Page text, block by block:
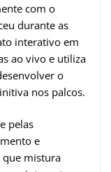
com o
durante as
interativo em
ao vivo e utiliza
o
nos palcos.
pelas
e
que mistura